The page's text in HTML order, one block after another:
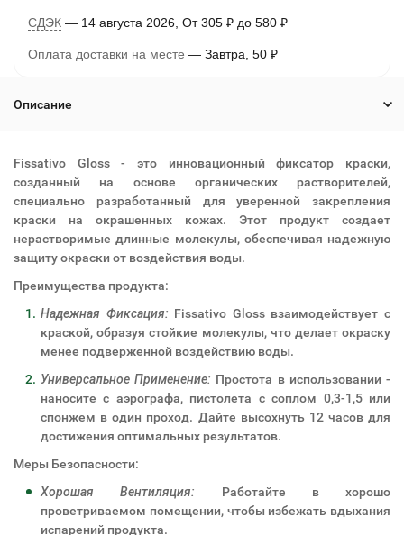
СДЭК 14 августа 2026 От 305 ₽ до 580 ₽
Оплата доставки на месте Завтра 50 ₽
Описание
Fissativo Gloss - это инновационный фиксатор краски,
созданный на основе органических растворителей,
специально разработанный для уверенной закрепления
краски на окрашенных кожах. Этот продукт создает
нерастворимые длинные молекулы, обеспечивая надежную
защиту окраски от воздействия воды.
Преимущества продукта:
Надежная Фиксация: Fissativo Gloss взаимодействует с
краской, образуя стойкие молекулы, что делает окраску
менее подверженной воздействию воды.
Универсальное Применение: Простота в использовании -
наносите с аэрографа, пистолета с соплом 0,3-1,5 или
спонжем в один проход. Дайте высохнуть 12 часов для
достижения оптимальных результатов.
Меры Безопасности:
Хорошая Вентиляция: Работайте в хорошо
проветриваемом помещении, чтобы избежать вдыхания
испарений продукта.